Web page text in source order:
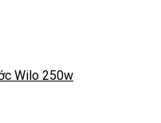
Wilo 250w